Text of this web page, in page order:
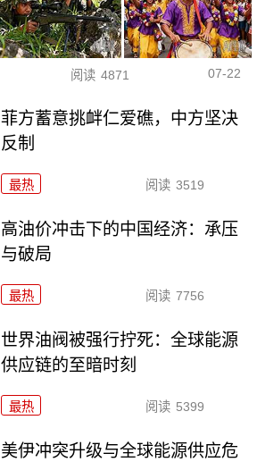
阅读 4871 07-22
菲方蓄意挑衅仁爱礁，中方坚决
反制
最热 阅读 3519
高油价冲击下的中国经济：承压
与破局
最热 阅读 7756
世界油阀被强行拧死：全球能源
供应链的至暗时刻
最热 阅读 5399
美伊冲突升级与全球能源供应危